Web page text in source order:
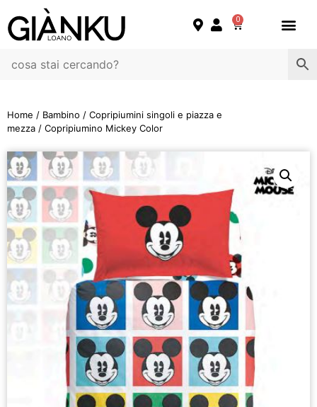
0
Home / Bambino / Copripiumini singoli e piazza e
mezza / Copripiumino Mickey Color